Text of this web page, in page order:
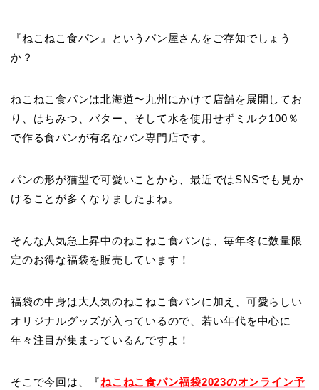
『ねこねこ食パン』というパン屋さんをご存知でしょう
か？
ねこねこ食パンは北海道〜九州にかけて店舗を展開してお
り、はちみつ、バター、そして水を使用せずミルク100％
で作る食パンが有名なパン専門店です。
パンの形が猫型で可愛いことから、最近ではSNSでも見か
けることが多くなりましたよね。
そんな人気急上昇中のねこねこ食パンは、毎年冬に数量限
定のお得な福袋を販売しています！
福袋の中身は大人気のねこねこ食パンに加え、可愛らしい
オリジナルグッズが入っているので、若い年代を中心に
年々注目が集まっているんですよ！
そこで今回は、『ねこねこ食パン福袋2023のオンライン予